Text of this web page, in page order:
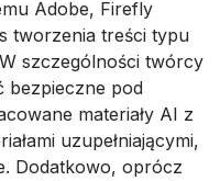
Adobe, Firefly
tworzenia treści typu
szczególności twórcy
bezpieczne pod
materiały AI z
uzupełniającymi,
Dodatkowo, oprócz